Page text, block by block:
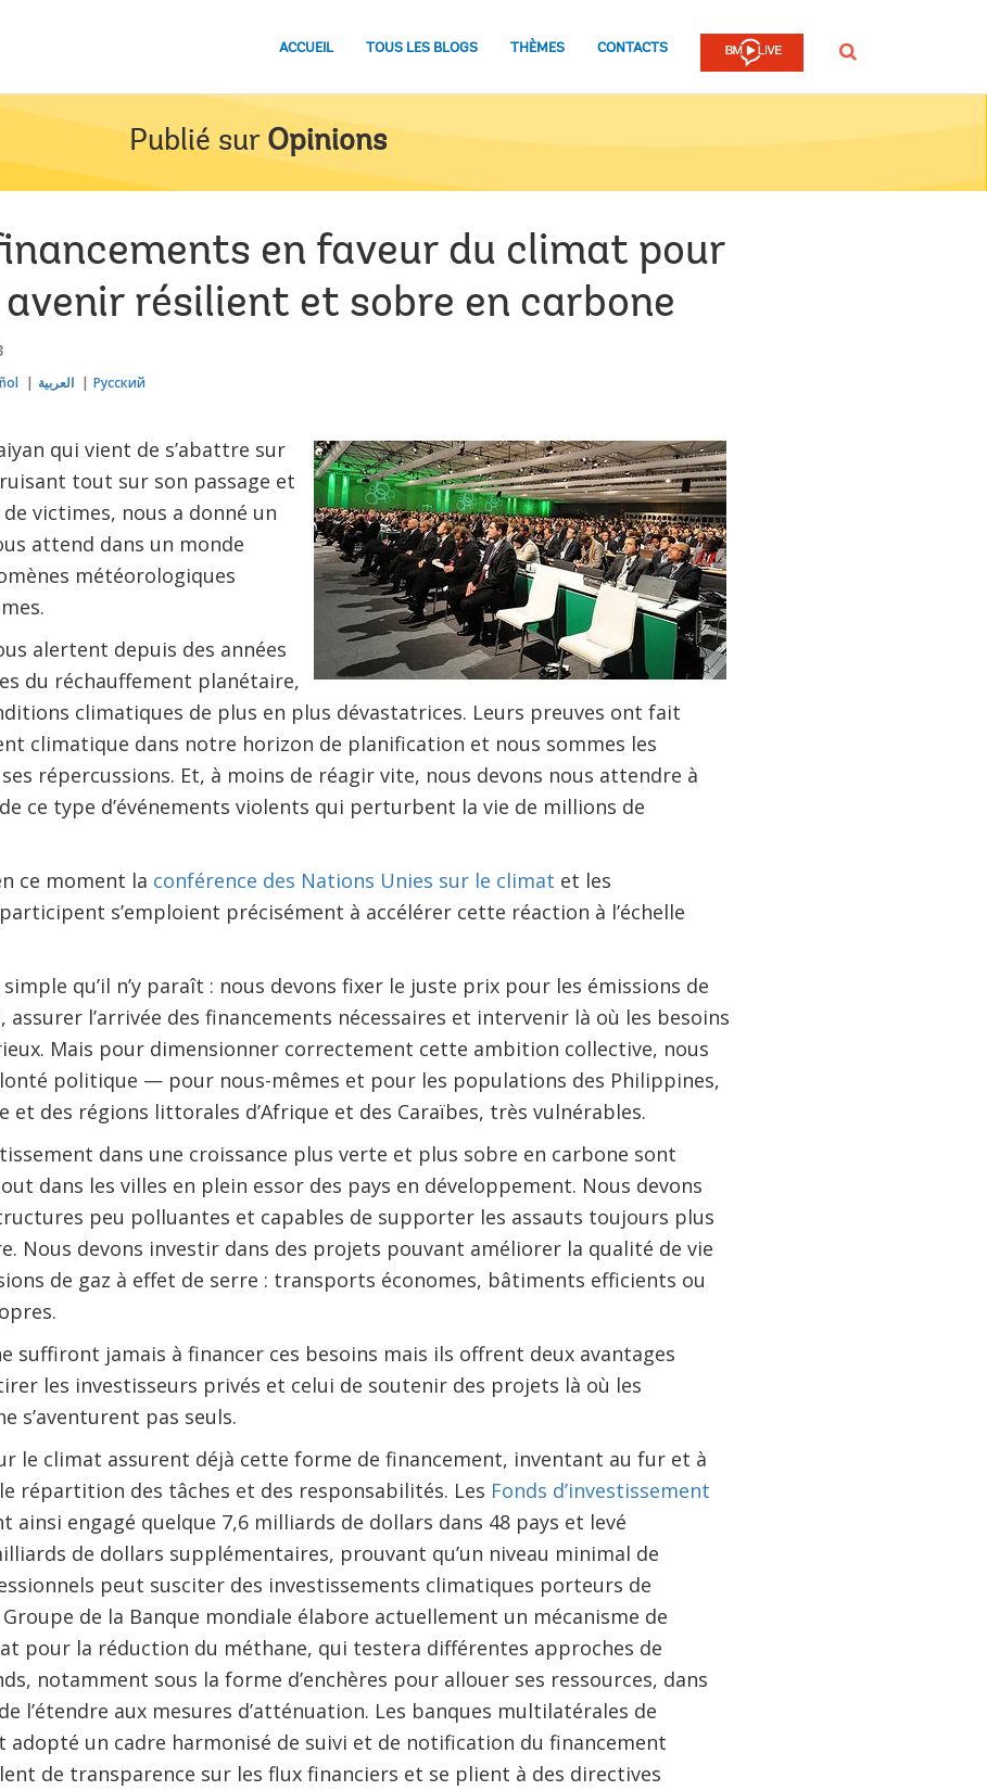
ACCUEIL TOUS LES BLOGS THÈMES CONTACTS Rechercher
Publié sur Opinions
en faveur du climat pour
résilient et sobre en carbone
العربية Русский
qui vient de s’abattre sur
tout sur son passage et
victimes, nous a donné un
attend dans un monde
météorologiques
alertent depuis des années
du réchauffement planétaire,
climatiques de plus en plus dévastatrices. Leurs preuves ont fait
climatique dans notre horizon de planification et nous sommes les
répercussions. Et, à moins de réagir vite, nous devons nous attendre à
ce type d’événements violents qui perturbent la vie de millions de
ce moment la conférence des Nations Unies sur le climat et les
s’emploient précisément à accélérer cette réaction à l’échelle
qu’il n’y paraît : nous devons fixer le juste prix pour les émissions de
assurer l’arrivée des financements nécessaires et intervenir là où les besoins
Mais pour dimensionner correctement cette ambition collective, nous
politique — pour nous-mêmes et pour les populations des Philippines,
et des régions littorales d’Afrique et des Caraïbes, très vulnérables.
dans une croissance plus verte et plus sobre en carbone sont
dans les villes en plein essor des pays en développement. Nous devons
peu polluantes et capables de supporter les assauts toujours plus
Nous devons investir dans des projets pouvant améliorer la qualité de vie
de gaz à effet de serre : transports économes, bâtiments efficients ou
suffiront jamais à financer ces besoins mais ils offrent deux avantages
les investisseurs privés et celui de soutenir des projets là où les
s’aventurent pas seuls.
le climat assurent déjà cette forme de financement, inventant au fur et à
répartition des tâches et des responsabilités. Les Fonds d’investissement
ainsi engagé quelque 7,6 milliards de dollars dans 48 pays et levé
de dollars supplémentaires, prouvant qu’un niveau minimal de
peut susciter des investissements climatiques porteurs de
de la Banque mondiale élabore actuellement un mécanisme de
pour la réduction du méthane, qui testera différentes approches de
notamment sous la forme d’enchères pour allouer ses ressources, dans
l’étendre aux mesures d’atténuation. Les banques multilatérales de
adopté un cadre harmonisé de suivi et de notification du financement
de transparence sur les flux financiers et se plient à des directives